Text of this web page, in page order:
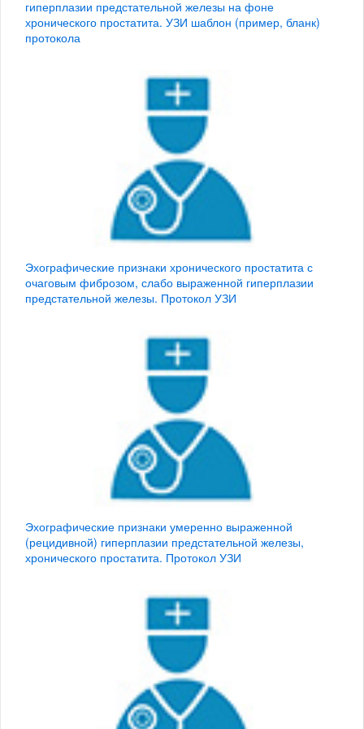
гиперплазии предстательной железы на фоне
хронического простатита. УЗИ шаблон (пример, бланк)
протокола
Эхографические признаки хронического простатита с
очаговым фиброзом, слабо выраженной гиперплазии
предстательной железы. Протокол УЗИ
Эхографические признаки умеренно выраженной
(рецидивной) гиперплазии предстательной железы,
хронического простатита. Протокол УЗИ